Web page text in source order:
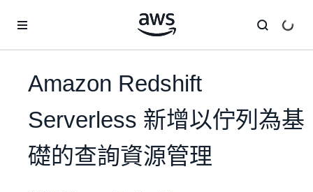
Amazon Redshift
Serverless 新增以佇列為基
礎的查詢資源管理